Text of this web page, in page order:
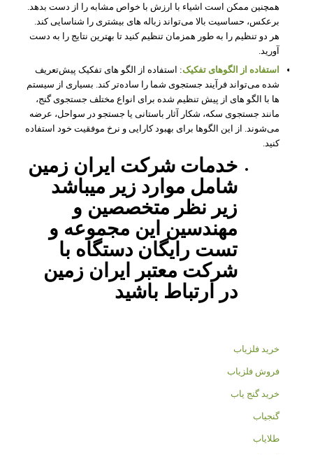
همچنین ممکن است اشیاء با ارزش با خواص مشابه را از دست بدهد.
برعکس، حساسیت بالا می‌تواند زباله‌ های بیشتری را شناسایی کند.
هر دو تنظیم را به طور همزمان تنظیم کنید تا بهترین نتایج را به دست
آورید.
استفاده از الگوهای تفکیک: استفاده از الگو های تفکیک پیش‌تعریف
شده می‌تواند فرآیند جستجوی شما را ساده‌تر کند. بسیاری از سیستم
ها با الگو های از پیش تنظیم شده برای انواع مختلف جستجوی گنج،
مانند جستجوی سکه، شکار آثار باستانی یا جستجو در سواحل، عرضه
می‌شوند. از این الگوها برای بهبود کارایی و نرخ موفقیت خود استفاده
کنید.
خدمات شرکت ایران زمین
شامل موارد زیر میباشد
زیر نظر متخصصین و
مهندسین این مجموعه و
تست رایگان دستگاه با
شرکت معتبر ایران زمین
در ارتباط باشید
خرید فلزیاب
فروش فلزیاب
خرید گنج یاب
گنجیاب
طلایاب